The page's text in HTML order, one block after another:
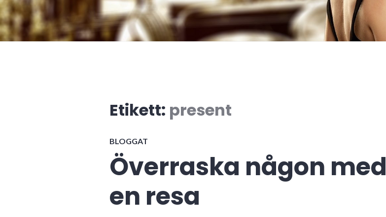
Etikett: present
BLOGGAT
Överraska någon med
en resa